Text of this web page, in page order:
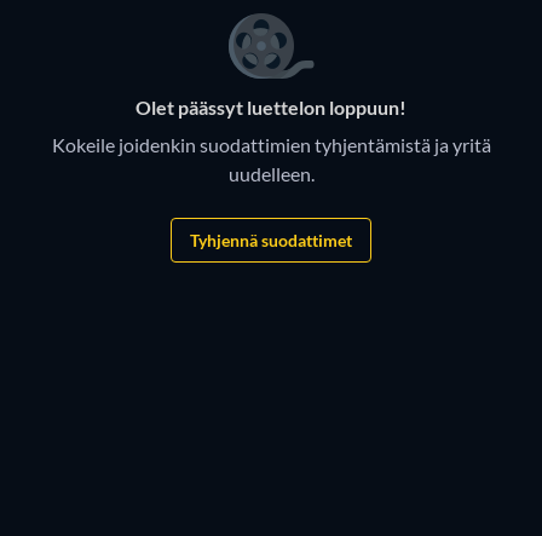
Olet päässyt luettelon loppuun!
Kokeile joidenkin suodattimien tyhjentämistä ja yritä
uudelleen.
Tyhjennä suodattimet